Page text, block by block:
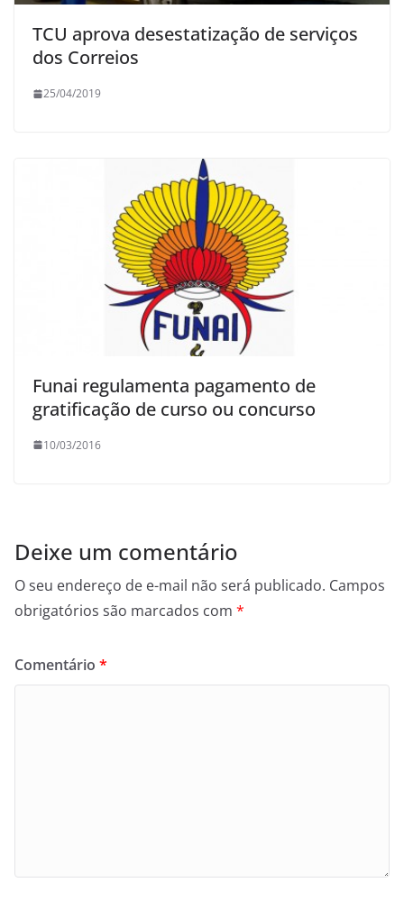
TCU aprova desestatização de serviços
dos Correios
25/04/2019
Funai regulamenta pagamento de
gratificação de curso ou concurso
10/03/2016
Deixe um comentário
O seu endereço de e-mail não será publicado. Campos
obrigatórios são marcados com *
Comentário *